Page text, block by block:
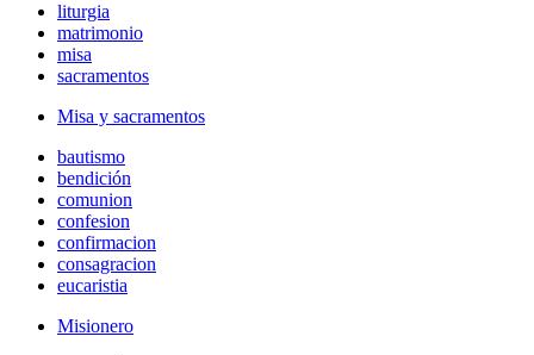
liturgia
matrimonio
misa
sacramentos
Misa y sacramentos
bautismo
bendición
comunion
confesion
confirmacion
consagracion
eucaristia
Misionero